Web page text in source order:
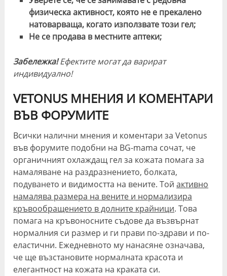
физическа активност, която не е прекалено
натоварваща, когато използвате този гел;
Не се продава в местните аптеки;
Забележка!Ефектите могат да варират
индивидуално!
VETONUS МНЕНИЯ И КОМЕНТАРИ
ВЪВ ФОРУМИТЕ
Всички налични мнения и коментари за Vetonus
във форумите подобни на BG-mama сочат, че
органичният охлаждащ гел за кожата помага за
намаляване на раздразнението, болката,
подуването и видимостта на вените. Тойактивно
намалява размера на вените и нормализира
кръвообращението в долните крайници. Това
помага на кръвоносните съдове да възвърнат
нормалния си размер и ги прави по-здрави и по-
еластични. Ежедневното му нанасяне означава,
че ще възстановите нормалната красота и
елегантност на кожата на краката си.